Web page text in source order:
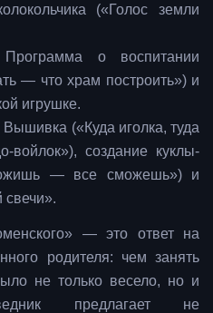
(«Голос земли
о воспитании
— что храм построить») и
игрушке.
Вышивка («Куда иголка, туда
войлок»), создание куклы-
— все сможешь») и
свечи».
— это ответ на
родителя: чем занять
не только весело, но и
предлагает не